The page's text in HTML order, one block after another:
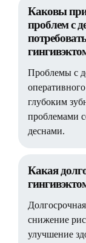
Каковы
проблем с
Проблемы с
глубоким
проблемами
деснами.
Какая
снижение
улучшение